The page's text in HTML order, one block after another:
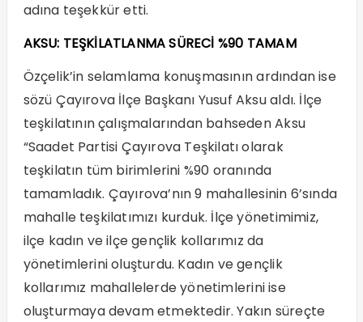
adına teşekkür etti.
AKSU: TEŞKİLATLANMA SÜRECİ %90 TAMAM
Özçelik’in selamlama konuşmasının ardından ise
sözü Çayırova İlçe Başkanı Yusuf Aksu aldı. İlçe
teşkilatının çalışmalarından bahseden Aksu
“Saadet Partisi Çayırova Teşkilatı olarak
teşkilatın tüm birimlerini %90 oranında
tamamladık. Çayırova’nın 9 mahallesinin 6’sında
mahalle teşkilatımızı kurduk. İlçe yönetimimiz,
ilçe kadın ve ilçe gençlik kollarımız da
yönetimlerini oluşturdu. Kadın ve gençlik
kollarımız mahallelerde yönetimlerini ise
oluşturmaya devam etmektedir. Yakın süreçte